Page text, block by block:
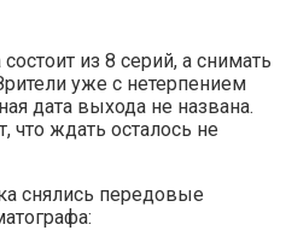
из 8 серий, а снимать
уже с нетерпением
дата выхода не названа.
что ждать осталось не
снялись передовые